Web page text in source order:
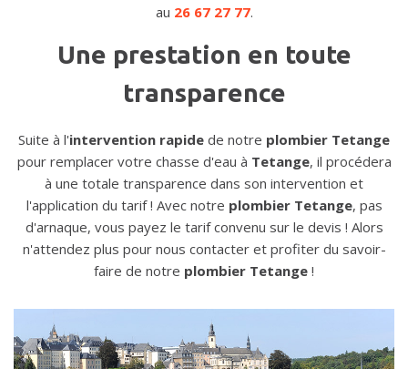
au 26 67 27 77.
Une prestation en toute
transparence
Suite à l'intervention rapide de notre plombier Tetange
pour remplacer votre chasse d'eau à Tetange, il procédera
à une totale transparence dans son intervention et
l'application du tarif ! Avec notre plombier Tetange, pas
d'arnaque, vous payez le tarif convenu sur le devis ! Alors
n'attendez plus pour nous contacter et profiter du savoir-
faire de notre plombier Tetange !